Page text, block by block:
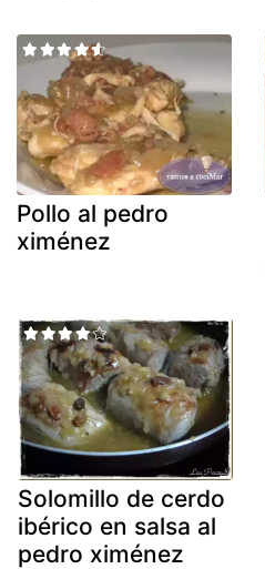
Pollo al pedro
ximénez
Solomillo de cerdo
ibérico en salsa al
pedro ximénez